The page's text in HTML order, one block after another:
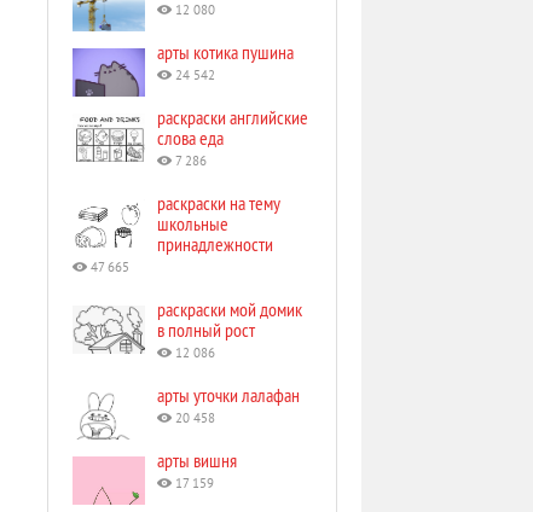
12 080
арты котика пушина
24 542
раскраски английские
слова еда
7 286
раскраски на тему
школьные
принадлежности
47 665
раскраски мой домик
в полный рост
12 086
арты уточки лалафан
20 458
арты вишня
17 159